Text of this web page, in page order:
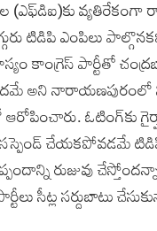
(ఎఫ్‌డిఐ)కు
టిడిపి ఎంపిలు
కాంగ్రెస్‌ పార్టీతో
అని
ఓటింగ్‌కు
సస్పెండ్ చేయకపోవడ‌మే
రుజువు
సీట్ల సర్దుబాటు